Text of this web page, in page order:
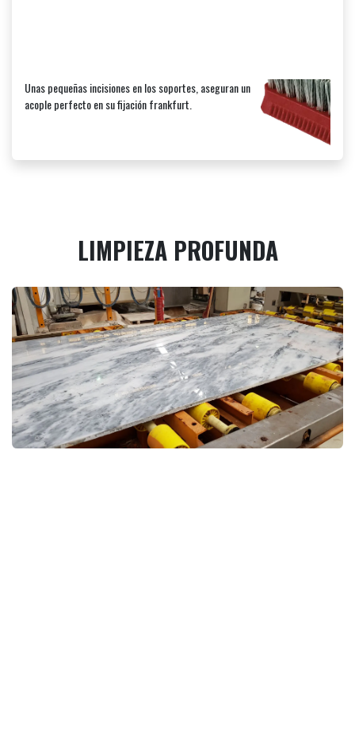
Unas pequeñas incisiones en los soportes, aseguran un
acople perfecto en su fijación frankfurt.
LIMPIEZA PROFUNDA